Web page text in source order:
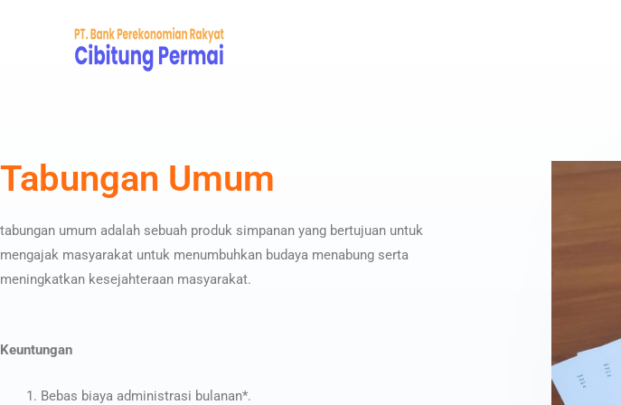
Tabungan Umum
tabungan umum adalah sebuah produk simpanan yang bertujuan untuk
mengajak masyarakat untuk menumbuhkan budaya menabung serta
meningkatkan kesejahteraan masyarakat.
Keuntungan
Bebas biaya administrasi bulanan*.